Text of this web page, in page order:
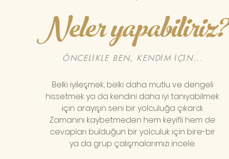
Neler yapabiliriz?
ÖNCELİKLE BEN, KENDİM İÇİN...
Belki iyileşmek, belki daha mutlu ve dengeli
hissetmek ya da kendini daha iyi tanıyabilmek
için arayışın seni bir yolculuğa çıkardı.
Zamanını kaybetmeden hem keyifli hem de
cevapları bulduğun bir yolculuk için bire-bir
ya da grup çalışmalarımızı incele.